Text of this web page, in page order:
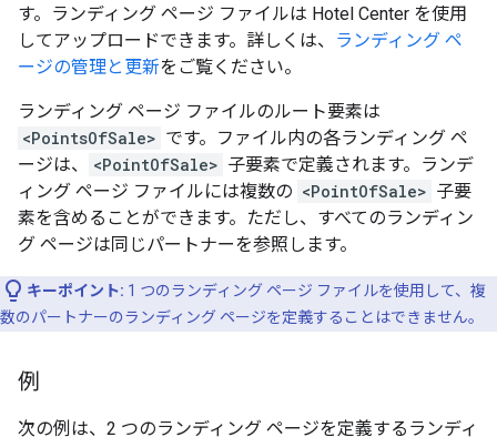
す。ランディング ページ ファイルは Hotel Center を使用
してアップロードできます。詳しくは、
ランディング ペ
ージの管理と更新をご覧ください。
ランディング ページ ファイルのルート要素は
<PointsOfSale> です。ファイル内の各ランディング ペ
ージは、
<PointOfSale> 子要素で定義されます。ランデ
ィング ページ ファイルには複数の <PointOfSale> 子要
素を含めることができます。ただし、すべてのランディン
グ ページは同じパートナーを参照します。
キーポイント: 1 つのランディング ページ ファイルを使用して、複
数のパートナーのランディング ページを定義することはできません。
例
次の例は、2 つのランディング ページを定義するランディ